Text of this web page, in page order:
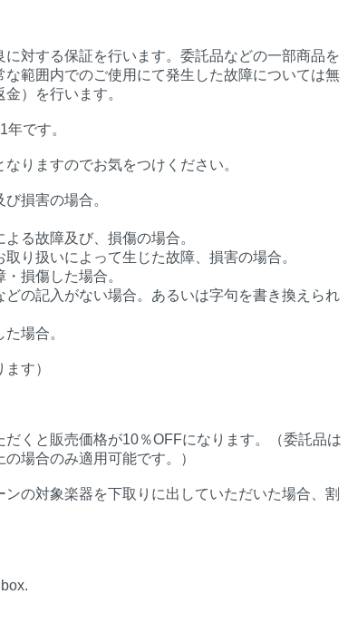
対する保証を行います。委託品などの一部商品を
範囲内でのご使用にて発生した故障については無
）を行います。
です。
りますのでお気をつけください。
損害の場合。
る故障及び、損傷の場合。
り扱いによって生じた故障、損害の場合。
損傷した場合。
どの記入がない場合。あるいは字句を書き換えられ
場合。
す）
くと販売価格が10％OFFになります。（委託品は
場合のみ適用可能です。）
の対象楽器を下取りに出していただいた場合、割